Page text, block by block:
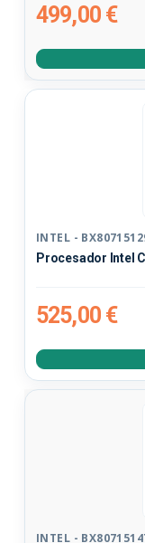
499,00 €
INTEL -
Procesador Intel
525,00 €
INTEL -